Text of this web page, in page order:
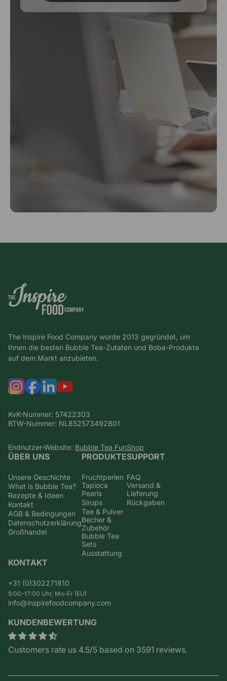
The Inspire Food Company wurde 2013 gegründet, um
Ihnen die besten Bubble Tea-Zutaten und Boba-Produkte
auf dem Markt anzubieten.
KvK-Nummer: 57422303
BTW-Nummer: NL852573492B01
Endnutzer-Website: Bubble Tea FunShop
ÜBER UNS
Unsere Geschichte
What is Bubble Tea?
Rezepte & Ideen
Kontakt
AGB & Bedingungen
Datenschutzerklärung
Großhandel
PRODUKTE
Fruchtperlen
Tapioca
Pearls
Sirups
Tee & Pulver
Becher &
Zubehör
Bubble Tea
Sets
Ausstattung
SUPPORT
FAQ
Versand &
Lieferung
Rückgaben
KONTAKT
+31 (0)302271810
9:00–17:00 Uhr, Mo–Fr (EU)
info@inspirefoodcompany.com
KUNDENBEWERTUNG
Customers rate us 4.5/5 based on 3591 reviews.